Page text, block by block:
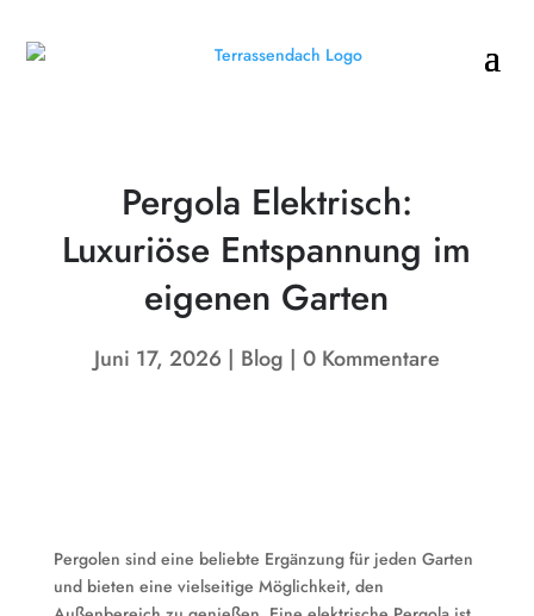
Pergola Elektrisch:
Luxuriöse Entspannung im
eigenen Garten
Juni 17, 2026 Blog 0 Kommentare
Pergolen sind eine beliebte Ergänzung für jeden Garten
und bieten eine vielseitige Möglichkeit, den